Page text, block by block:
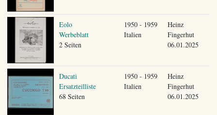
Eolo
Werbeblatt
2 Seiten
1950 - 1959
Italien
Heinz
Fingerhut
06.01.2025
Ducati
Ersatzteilliste
68 Seiten
1950 - 1959
Italien
Heinz
Fingerhut
06.01.2025